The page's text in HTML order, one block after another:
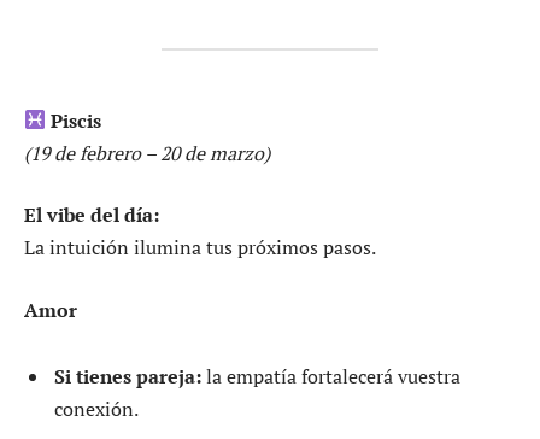
Piscis
(19 de febrero – 20 de marzo)
El vibe del día:
La intuición ilumina tus próximos pasos.
Amor
Si tienes pareja:la empatía fortalecerá vuestra
conexión.